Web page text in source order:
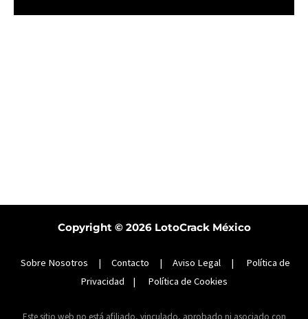
Copyright © 2026 LotoCrack México
Sobre Nosotros | Contacto | Aviso Legal| Política de
Privacidad | Política de Cookies
Este sitio web no está afiliado, vinculado, aprobado ni asociado con